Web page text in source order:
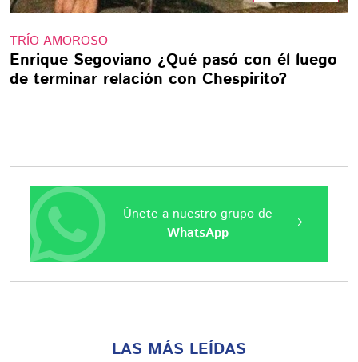
TRÍO AMOROSO
Enrique Segoviano ¿Qué pasó con él luego
de terminar relación con Chespirito?
Únete a nuestro grupo de
WhatsApp
LAS MÁS LEÍDAS